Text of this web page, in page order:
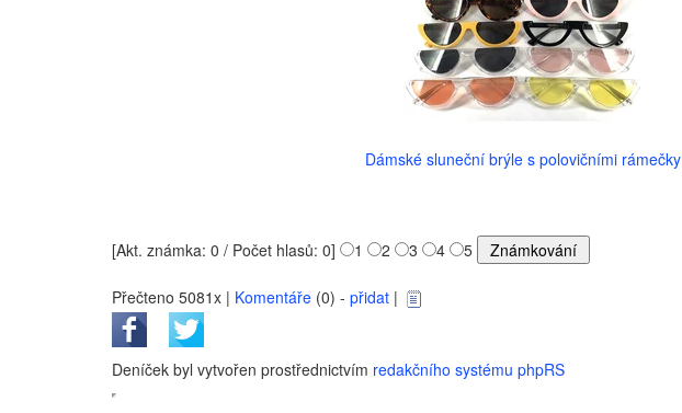
Dámské sluneční brýle s polovičními rámečky
[Akt. známka: 0 / Počet hlasů: 0] 1 2 3 4 5
Přečteno 5081x | Komentáře (0) - přidat |
Deníček byl vytvořen prostřednictvím redakčního systému phpRS